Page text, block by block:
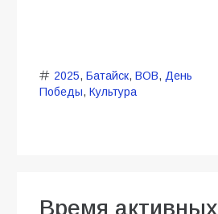
2025, Батайск, ВОВ, День
Победы, Культура
Время активных